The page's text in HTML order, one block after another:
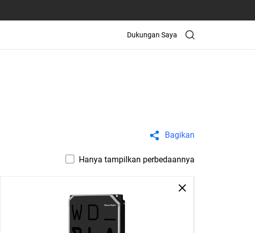
Dukungan Saya
Bagikan
Hanya tampilkan perbedaannya